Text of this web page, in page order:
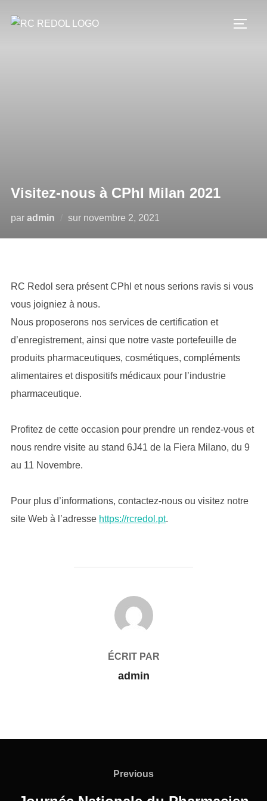
Visitez-nous à CPhI Milan 2021
par admin sur novembre 2, 2021
RC Redol sera présent CPhI et nous serions ravis si vous
vous joigniez à nous.
Nous proposerons nos services de certification et
d’enregistrement, ainsi que notre vaste portefeuille de
produits pharmaceutiques, cosmétiques, compléments
alimentaires et dispositifs médicaux pour l’industrie
pharmaceutique.
Profitez de cette occasion pour prendre un rendez-vous et
nous rendre visite au stand 6J41 de la Fiera Milano, du 9
au 11 Novembre.
Pour plus d’informations, contactez-nous ou visitez notre
site Web à l’adresse https://rcredol.pt.
AUTEUR DE LA PUBLICATION
ÉCRIT PAR
admin
Previous